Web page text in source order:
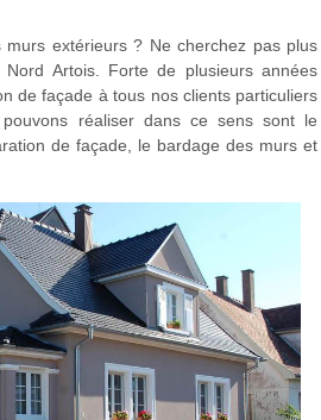
extérieurs ? Ne cherchez pas plus
Artois. Forte de plusieurs années
de façade à tous nos clients particuliers
réaliser dans ce sens sont le
de façade, le bardage des murs et